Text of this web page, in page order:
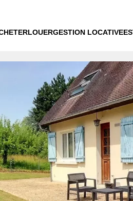
LOUERGESTION LOCATIVE